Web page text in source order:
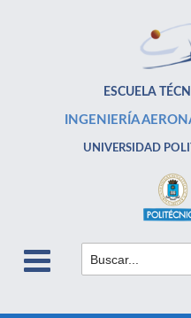
ESCUELA
INGENIERÍA
UNIVERSIDAD